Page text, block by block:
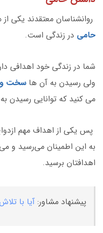
روانشناسان معتقدند یکی
حامی در زندگی است.
شما در زندگی خود اهدافی
ولی رسیدن به آن ها سخت و
می کنید که توانایی رسیدن
پس یکی از اهداف مهم
به این اطمینان می‌رسید و
اهدافتان برسید.
پیشنهاد مشاور: آیا با